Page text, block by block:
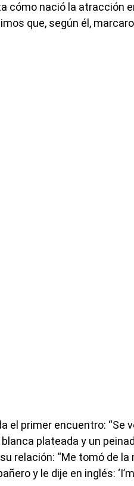
cómo nació la atracción
que, según él,
el primer encuentro: “Se
plateada y un
relación: “Me tomó de
y le dije en inglés: